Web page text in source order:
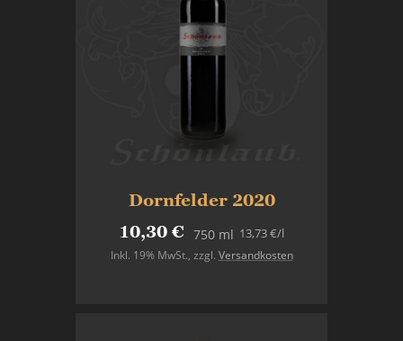
Dornfelder 2020
10,30 € 750 ml
Inkl. 19% MwSt., zzgl. Versandkosten
13,73 €/l